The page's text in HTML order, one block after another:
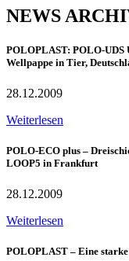
NEWS
POLOPLAST: POLO-UDS
Wellpappe in Tier,
28.12.2009
Weiterlesen
POLO-ECO plus –
LOOP5 in Frankfurt
28.12.2009
Weiterlesen
POLOPLAST – Eine